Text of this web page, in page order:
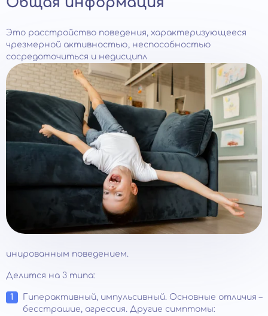
Это расстройство поведения, характеризующееся
чрезмерной активностью, неспособностью
сосредоточиться и недисципл
инированным поведением.
Делится на 3 типа:
Гиперактивный, импульсивный. Основные отличия –
бесстрашие, агрессия. Другие симптомы: